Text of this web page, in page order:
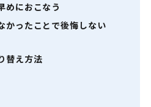
めにおこなう
かったことで後悔しない
替え方法